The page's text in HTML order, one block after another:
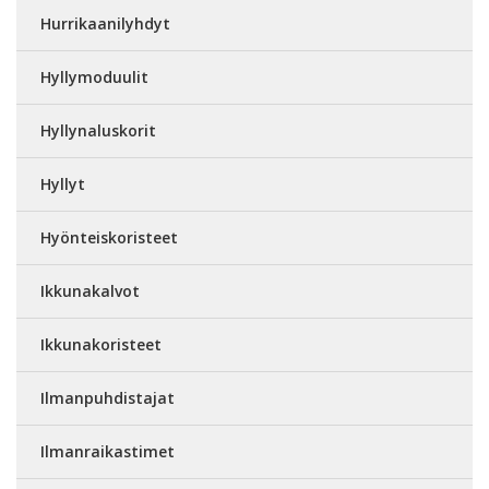
Hurrikaanilyhdyt
Hyllymoduulit
Hyllynaluskorit
Hyllyt
Hyönteiskoristeet
Ikkunakalvot
Ikkunakoristeet
Ilmanpuhdistajat
Ilmanraikastimet